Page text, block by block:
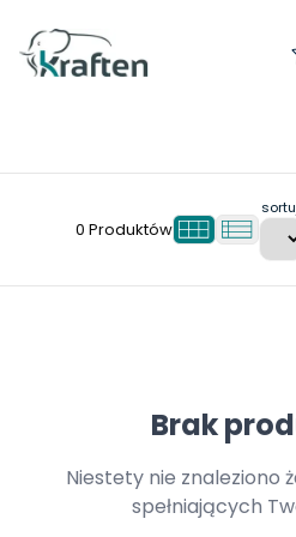
KLIPSY ARCHIWIZACYJNE
TEKTURA FALISTA
ETYKIETY SAMOPRZYLEPNE
FOLIA PAKOWA
0 Produktów
Brak
Niestety nie znaleziono
spełniających